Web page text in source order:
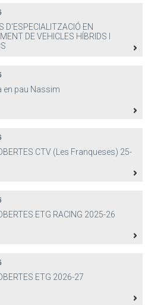
D'ESPECIALITZACIÓ EN
DE VEHICLES HÍBRIDS I
en pau Nassim
CTV (Les Franqueses) 25-
ETG RACING 2025-26
ETG 2026-27